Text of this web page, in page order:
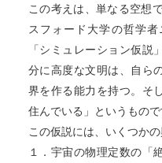
この考えは、単なる空想
スフォード大学の哲学
「シミュレーション仮説
分に高度な文明は、自ら
界を作る能力を持つ。そ
住んでいる」というもので
この仮説には、いくつか
１．宇宙の物理定数の「